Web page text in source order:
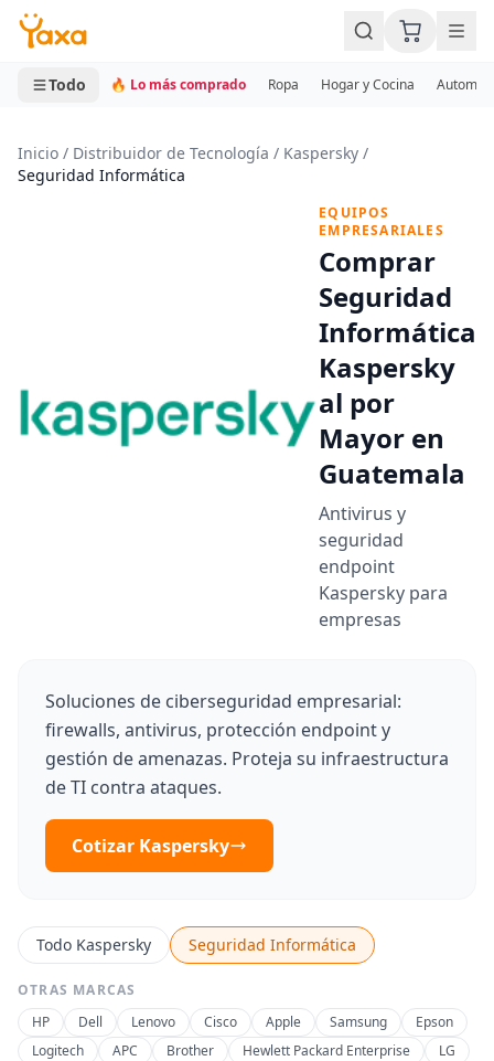
MINI CARRITO
0 productos
Todo 🔥 Lo más comprado Ropa Hogar y Cocina
Inicio / Distribuidor de Tecnología / Kaspersky /
Seguridad Informática
EQUIPOS
EMPRESARIALES
Comprar
Seguridad
Informática
Kaspersky
al por
Mayor en
Guatemala
Antivirus y
seguridad
endpoint
Kaspersky para
empresas
Soluciones de ciberseguridad empresarial:
firewalls, antivirus, protección endpoint y
gestión de amenazas. Proteja su infraestructura
de TI contra ataques.
Cotizar Kaspersky
Todo Kaspersky Seguridad Informática
OTRAS MARCAS
HP
Dell Lenovo Cisco Apple Samsung
Epson
Logitech
APC Brother Hewlett Packard Enterprise
LG